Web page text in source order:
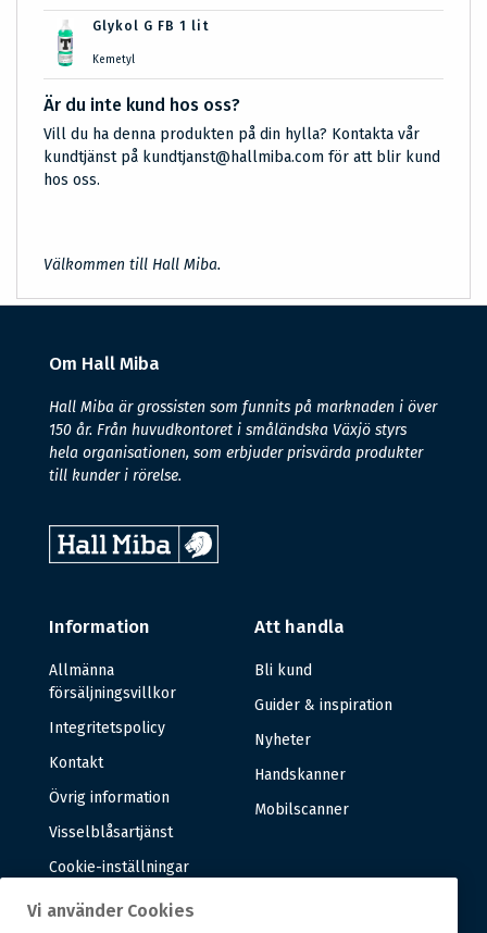
Glykol G FB 1 lit
Kemetyl
Är du inte kund hos oss?
Vill du ha denna produkten på din hylla? Kontakta vår
kundtjänst på kundtjanst@hallmiba.com för att blir kund
hos oss.
Välkommen till Hall Miba.
Om Hall Miba
Hall Miba är grossisten som funnits på marknaden i över
150 år. Från huvudkontoret i småländska Växjö styrs
hela organisationen, som erbjuder prisvärda produkter
till kunder i rörelse.
Information
Allmänna
försäljningsvillkor
Integritetspolicy
Kontakt
Övrig information
Visselblåsartjänst
Cookie-inställningar
Att handla
Bli kund
Guider & inspiration
Nyheter
Handskanner
Mobilscanner
Vi använder Cookies